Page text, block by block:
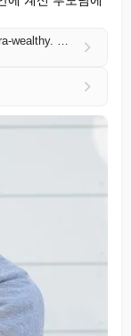
I spent a decade selling homes to the ultra-wealthy. What I saw explains the housing market’s nepo problem